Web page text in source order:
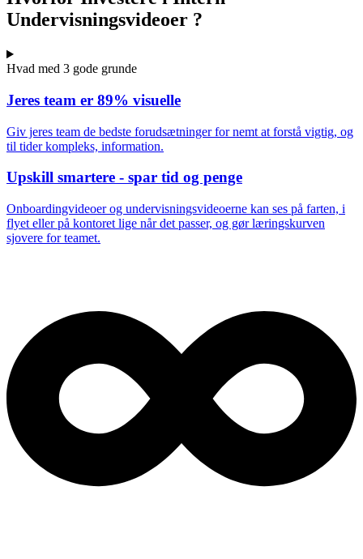
Undervisningsvideoer ?
Hvad med 3 gode grunde
Jeres team er 89% visuelle
Giv jeres team de bedste forudsætninger for nemt at forstå vigtig, og
til tider kompleks, information.
Upskill smartere - spar tid og penge
Onboardingvideoer og undervisningsvideoerne kan ses på farten, i
flyet eller på kontoret lige når det passer, og gør læringskurven
sjovere for teamet.